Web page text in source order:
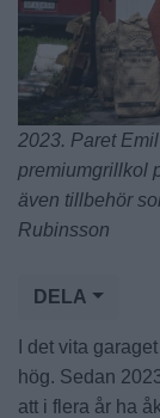
2023. Paret
premiumgrillkol
även tillbehör
Rubinsson
DELA
I det vita
hög. Sedan
att i flera år ha